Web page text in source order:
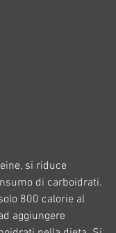
di carboidrati.
800 calorie al
aggiungere